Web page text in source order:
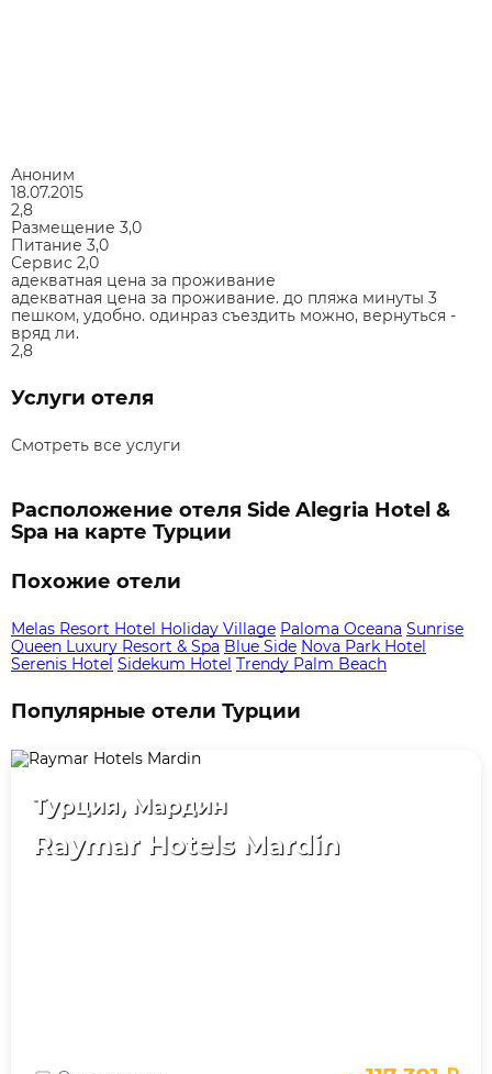
Аноним
18.07.2015
2,8
Размещение 3,0
Питание 3,0
Сервис 2,0
адекватная цена за проживание
адекватная цена за проживание. до пляжа минуты 3
пешком, удобно. одинраз съездить можно, вернуться -
вряд ли.
2,8
Услуги отеля
Смотреть все услуги
Расположение отеля Side Alegria Hotel &
Spa на карте Турции
Похожие отели
Melas Resort Hotel Holiday Village Paloma Oceana Sunrise
Queen Luxury Resort & Spa Blue Side Nova Park Hotel
Serenis Hotel Sidekum Hotel Trendy Palm Beach
Популярные отели Турции
Турция, Мардин
Raymar Hotels Mardin